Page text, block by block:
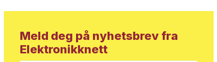
Meld deg på nyhetsbrev fra
Elektronikknett